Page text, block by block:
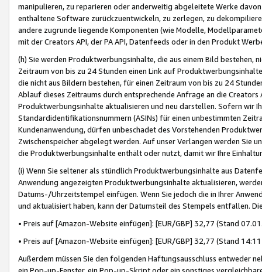
manipulieren, zu reparieren oder anderweitig abgeleitete Werke
enthaltene Software zurückzuentwickeln, zu zerlegen, zu
andere zugrunde liegende Komponenten (wie Modelle,
mit der Creators API, der PA API, Datenfeeds oder in den Produkt
(h) Sie werden Produktwerbungsinhalte, die aus einem Bild bestehen,
Zeitraum von bis zu 24 Stunden einen Link auf
die nicht aus Bildern bestehen, für einen Zeitraum von bis zu 24
Ablauf dieses Zeitraums durch entsprechende Anfrage an die
Produktwerbungsinhalte aktualisieren und neu darstellen. Sofern wir
Standardidentifikationsnummern (ASINs) für einen unbestimmten
Kundenanwendung, dürfen unbeschadet des Vorstehenden
Zwischenspeicher abgelegt werden. Auf unser Verlangen werden Sie
die Produktwerbungsinhalte enthält oder nutzt, damit wir Ihre
(i) Wenn Sie seltener als stündlich Produktwerbungsinhalte aus
Anwendung angezeigten Produktwerbungsinhalte aktualisieren,
Datums-/Uhrzeitstempel einfügen. Wenn Sie jedoch die in Ihrer
und aktualisiert haben, kann der Datumsteil des Stempels entfallen.
• Preis auf [Amazon-Website einfügen]: [EUR/GBP] 32,77 (Stand
• Preis auf [Amazon-Website einfügen]: [EUR/GBP] 32,77 (Stand
Außerdem müssen Sie den folgenden Haftungsausschluss entweder
ein Pop-up-Fenster, ein Pop-up-Skript oder ein sonstiges